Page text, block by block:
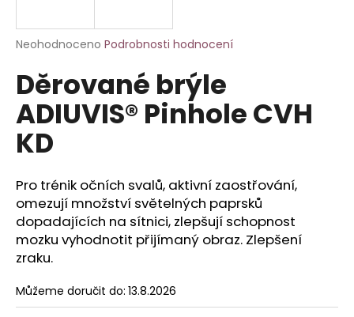
Průměrné
produktu
je
0,0
z
5
hvězdiček.
Neohodnoceno Podrobnosti hodnocení
Děrované brýle
ADIUVIS® Pinhole CVH
KD
Pro trénik očních svalů, aktivní zaostřování,
omezují množství světelných paprsků
dopadajících na sítnici, zlepšují schopnost
mozku vyhodnotit přijímaný obraz. Zlepšení
zraku.
Můžeme doručit do: 13.8.2026
j
t
?
HLEDAT
D
o
p
o